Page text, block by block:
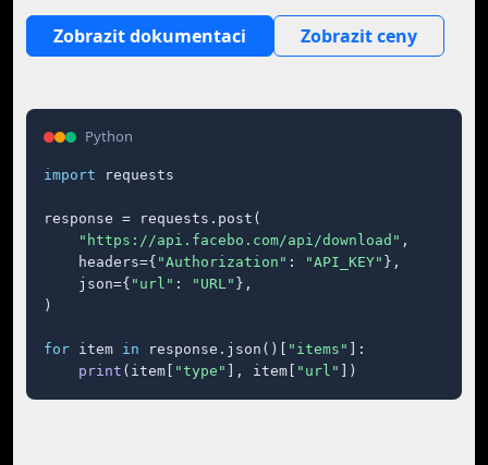
Zobrazit dokumentaci Zobrazit ceny
Python
import requests
response = requests.post(
"https://api.facebo.com/api/download" ,
    headers={
"Authorization" : "API_KEY" },
    json={
"url" : "URL" },
)
for item in response.json()[ "items"
]:
print (item[ "type" ], item[ "url" ])